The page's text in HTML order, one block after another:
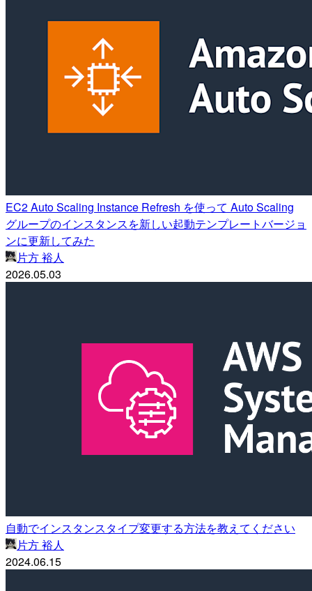
EC2 Auto Scaling Instance Refresh を使って Auto Scaling
グループのインスタンスを新しい起動テンプレートバージョ
ンに更新してみた
片方 裕人
2026.05.03
自動でインスタンスタイプ変更する方法を教えてください
片方 裕人
2024.06.15